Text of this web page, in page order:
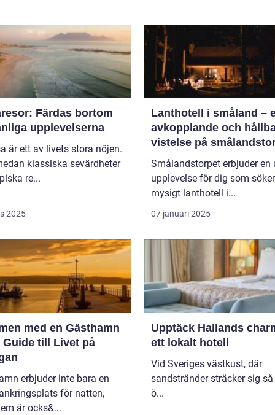
Färdas bortom
upplevelserna
är ett av livets stora nöjen.
klassiska sevärdheter
re...
2025
Lanthotell i småland –
avkopplande och
vistelse på
Smålandstorpet erbjuder en
upplevelse för dig som
mysigt lanthotell i...
07 januari 2025
med en Gästhamn
Guide till Livet på
erbjuder inte bara en
för natten,
är ocks&...
Upptäck Hallands
ett lokalt hotell
Vid Sveriges västkust, där
sandstränder sträcker sig
ö...